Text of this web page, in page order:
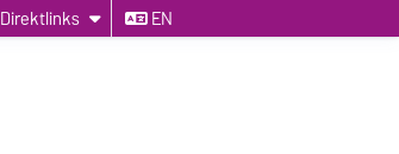
Direktlinks EN